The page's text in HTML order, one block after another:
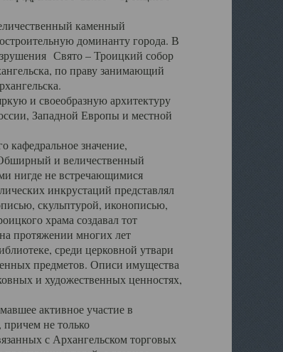
каменный
доминанту города. В
Свято – Троицкий собор
по праву занимающий
и своеобразную архитектуру
Западной Европы и местной
кафедральное значение,
и величественный
нигде не встречающимися
инкрустаций представлял
скульптурой, иконописью,
храма создавал тот
протяжении многих лет
среди церковной утвари
предметов. Описи имущества
и художественных ценностях,
активное участие в
причем не только
с Архангельском торговых